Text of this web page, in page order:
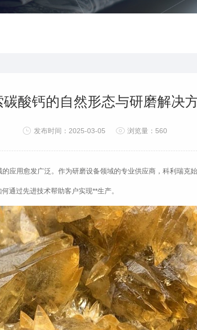
碳酸钙的自然形态与研磨解决
发布时间：2025-03-05 浏览量：560
应用愈发广泛。作为研磨设备领域的专业供应商，科利瑞克
通过先进技术帮助客户实现**生产。